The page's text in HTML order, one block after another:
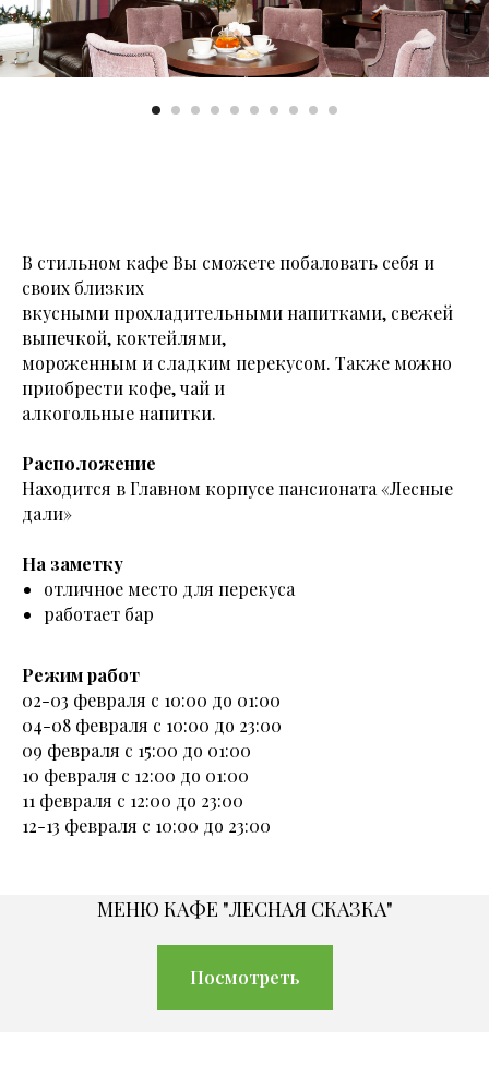
В стильном кафе Вы сможете побаловать себя и
своих близких
вкусными прохладительными напитками, свежей
выпечкой, коктейлями,
мороженным и сладким перекусом. Также можно
приобрести кофе, чай и
алкогольные напитки.
Расположение
Находится в Главном корпусе пансионата «Лесные
дали»
На заметку
отличное место для перекуса
работает бар
Режим работ
02-03 февраля с 10:00 до 01:00
04-08 февраля с 10:00 до 23:00
09 февраля с 15:00 до 01:00
10 февраля с 12:00 до 01:00
11 февраля с 12:00 до 23:00
12-13 февраля с 10:00 до 23:00
МЕНЮ КАФЕ "ЛЕСНАЯ СКАЗКА"
Посмотреть